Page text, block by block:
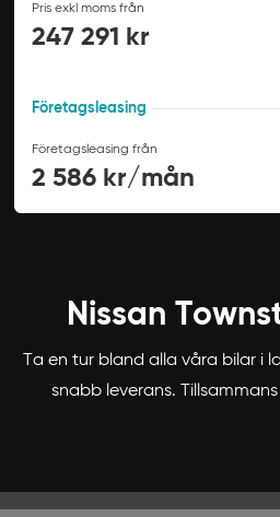
Pris exkl moms från
247 291 kr
Företagsleasing
Företagsleasing från
2 586 kr/mån
Nissan
Ta en tur bland alla våra bilar i
snabb leverans.